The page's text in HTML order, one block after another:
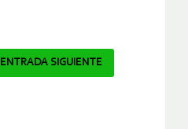
ENTRADA SIGUIENTE